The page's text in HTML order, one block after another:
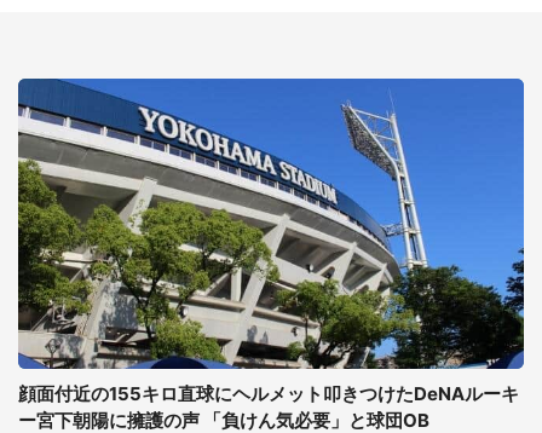
顔面付近の155キロ直球にヘルメット叩きつけたDeNAルーキ
ー宮下朝陽に擁護の声 「負けん気必要」と球団OB